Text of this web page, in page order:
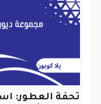
تحفة العطور: